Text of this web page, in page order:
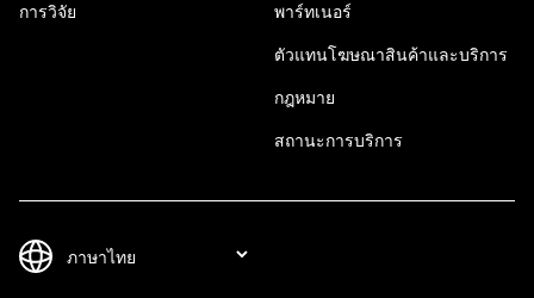
การวิจัย พาร์ทเนอร์
ตัวแทนโฆษณาสินค้าและบริการ
กฎหมาย
สถานะการบริการ